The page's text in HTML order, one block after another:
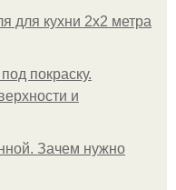
для кухни 2х2 метра
покраску.
и
Зачем нужно